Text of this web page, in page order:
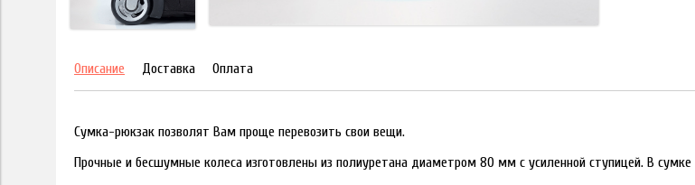
Описание Доставка Оплата
Сумка-рюкзак позволят Вам проще перевозить свои вещи.
Прочные и бесшумные колеса изготовлены из полиуретана диаметром 80 мм с усиленной ступицей. В